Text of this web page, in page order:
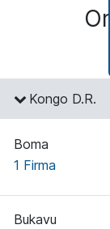
Kongo D.R.
Boma
1 Firma
Bukavu